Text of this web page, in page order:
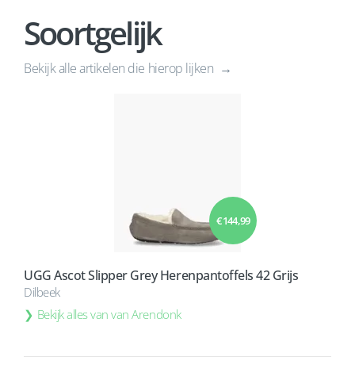
Soortgelijk
Bekijk alle artikelen die hierop lijken
€ 144,99
UGG Ascot Slipper Grey Herenpantoffels 42 Grijs
Dilbeek
Bekijk alles van van Arendonk